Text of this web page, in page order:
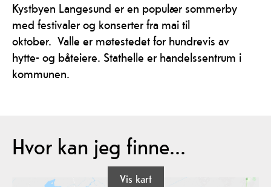
Kystbyen Langesund er en populær sommerby
med festivaler og konserter fra mai til
oktober. Valle er møtestedet for hundrevis av
hytte- og båteiere. Stathelle er handelssentrum i
kommunen.
Hvor kan jeg finne...
Vis kart